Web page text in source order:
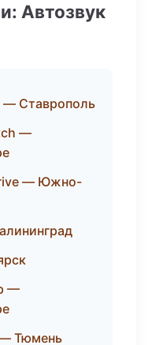
Автозвук
— Ставрополь
—
— Южно-
—
— Тюмень